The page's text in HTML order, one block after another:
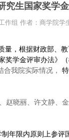
究生国家奖学
作组 作者：商学院学
量，根据财政部、
奖学金评审办法》（
合我院实际情况，
晓丽、许文静、
年限内原则上参评